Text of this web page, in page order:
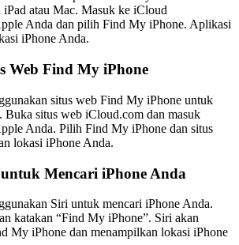
iPad atau Mac. Masuk ke iCloud
Anda dan pilih Find My iPhone. Aplikasi
iPhone Anda.
Web Find My iPhone
situs web Find My iPhone untuk
Buka situs web iCloud.com dan masuk
Anda. Pilih Find My iPhone dan situs
lokasi iPhone Anda.
Mencari iPhone Anda
Siri untuk mencari iPhone Anda.
katakan “Find My iPhone”. Siri akan
My iPhone dan menampilkan lokasi iPhone